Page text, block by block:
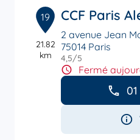
19
21.82
km
CCF Paris
2 avenue Jean
75014 Paris
4,5/5
Fermé